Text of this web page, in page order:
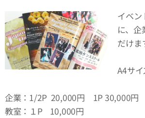
イベン
に、企
だけま
A4サ
企業：1/2P 20,000円 1P 30,000円
教室：１P 10,000円